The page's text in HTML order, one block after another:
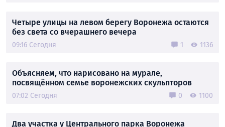
Четыре улицы на левом берегу Воронежа остаются
без света со вчерашнего вечера
09:16 Сегодня 1 1136
Объясняем, что нарисовано на мурале,
посвящённом семье воронежских скульпторов
07:02 Сегодня 0 1100
Два участка у Центрального парка Воронежа